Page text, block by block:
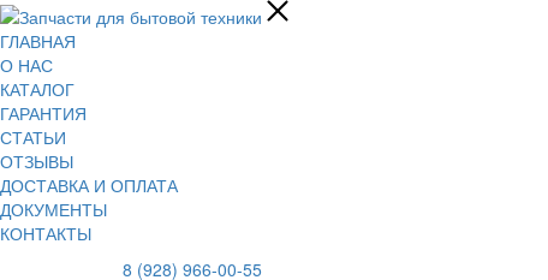
ГЛАВНАЯ
О НАС
КАТАЛОГ
ГАРАНТИЯ
СТАТЬИ
ОТЗЫВЫ
ДОСТАВКА И ОПЛАТА
ДОКУМЕНТЫ
КОНТАКТЫ
8 (928) 966-00-55